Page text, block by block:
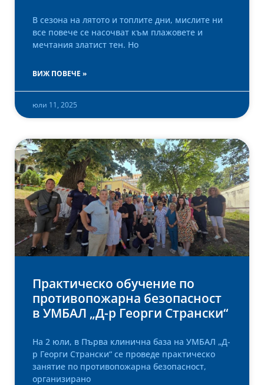
В сезона на лятото и топлите дни, мислите ни
все повече се насочват към плажовете и
мечтания златист тен. Но
ВИЖ ПОВЕЧЕ »
юли 11, 2025
Практическо обучение по
противопожарна безопасност
в УМБАЛ „Д-р Георги Странски“
На 2 юли, в Първа клинична база на УМБАЛ „Д-
р Георги Странски“ се проведе практическо
занятие по противопожарна безопасност,
организирано